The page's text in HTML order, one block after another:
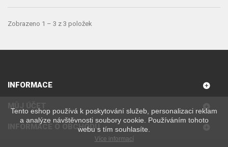
Zobrazeno 1 – 3 z 3 položek
INFORMACE
INFORMACE O OBCHODU
Tento eshop používá k poskytování služeb, personalizaci reklam
a analýze návštěvnosti soubory cookie. Používáním tohoto
webu s tím souhlasíte.
Více informací